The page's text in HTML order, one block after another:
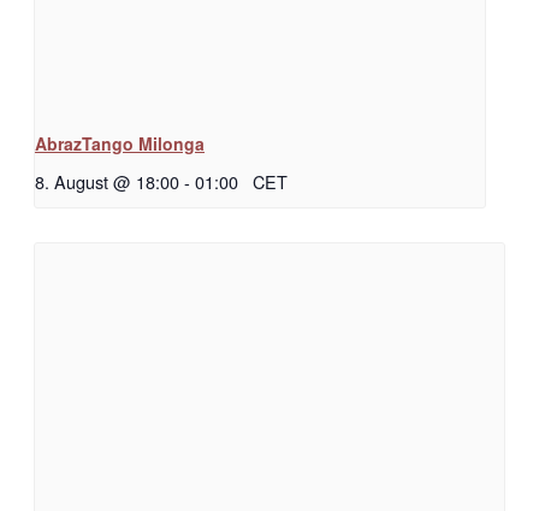
AbrazTango Milonga
8. August @ 18:00- 01:00 CET